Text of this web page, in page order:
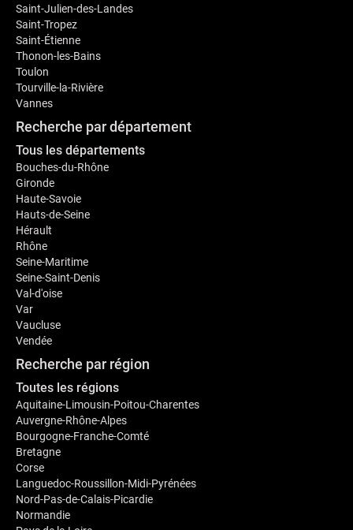
Saint-Julien-des-Landes
Saint-Tropez
Saint-Étienne
Thonon-les-Bains
Toulon
Tourville-la-Rivière
Vannes
Recherche par département
Tous les départements
Bouches-du-Rhône
Gironde
Haute-Savoie
Hauts-de-Seine
Hérault
Rhône
Seine-Maritime
Seine-Saint-Denis
Val-d'oise
Var
Vaucluse
Vendée
Recherche par région
Toutes les régions
Aquitaine-Limousin-Poitou-Charentes
Auvergne-Rhône-Alpes
Bourgogne-Franche-Comté
Bretagne
Corse
Languedoc-Roussillon-Midi-Pyrénées
Nord-Pas-de-Calais-Picardie
Normandie